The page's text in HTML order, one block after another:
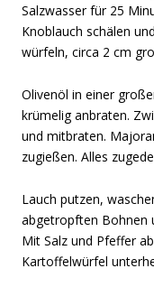
Salzwasser für 25
Knoblauch schälen
würfeln, circa 2 cm
Olivenöl in einer
krümelig anbraten.
und mitbraten.
zugießen. Alles
Lauch putzen,
abgetropften Bohnen
Mit Salz und Pfeffer
Kartoffelwürfel